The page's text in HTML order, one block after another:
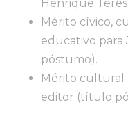
Henrique
Mérito cívico,
educativo para
póstumo).
Mérito cultural
editor (título